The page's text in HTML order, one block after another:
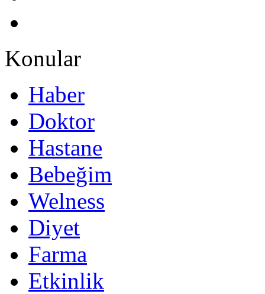
Konular
Haber
Doktor
Hastane
Bebeğim
Welness
Diyet
Farma
Etkinlik